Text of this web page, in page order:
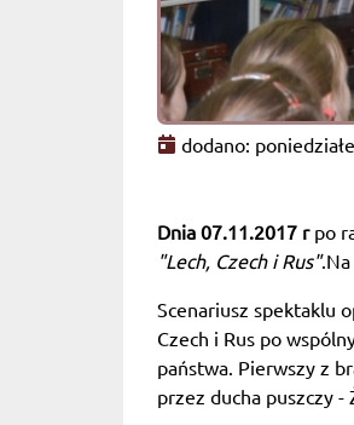
dodano:
Dnia 07.11.2017 rpo
"Lech, Czech i Rus"
Scenariusz spektaklu
Czech i Rus po
państwa. Pierwszy z
przez ducha puszczy -